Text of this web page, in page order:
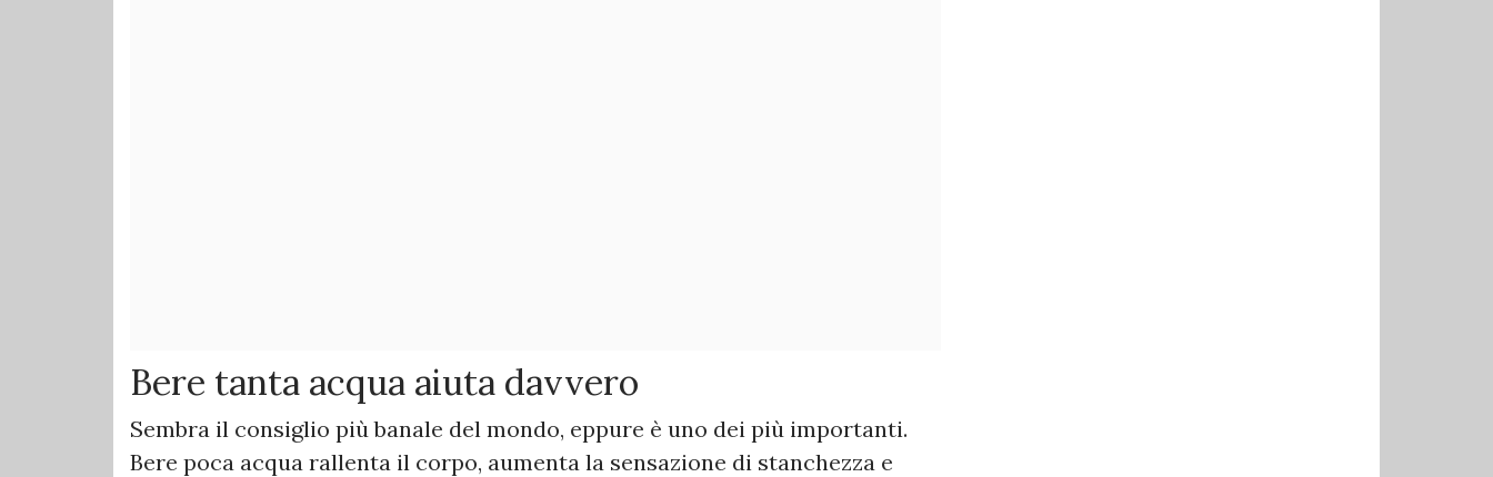
Bere tanta acqua aiuta davvero
Sembra il consiglio più banale del mondo, eppure è uno dei più importanti.
Bere poca acqua rallenta il corpo, aumenta la sensazione di stanchezza e